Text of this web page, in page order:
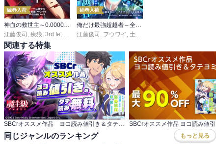
続巻入荷
神血の救世主～0.00000001％を引き当て最強へ～【電子書籍特典付】
江藤俊司 , 疾狼, 3rd Ie, Studio No.9
続巻入荷
俺だけ最強超越者～全世界のチート師匠に認められた～【単行本】
江藤俊司 , フウワイ , 土田健太
関連する特集
SBCrオススメ作品 ヨコ読み値引き＆タテ読み無料
同じジャンルのランキング もっと見る